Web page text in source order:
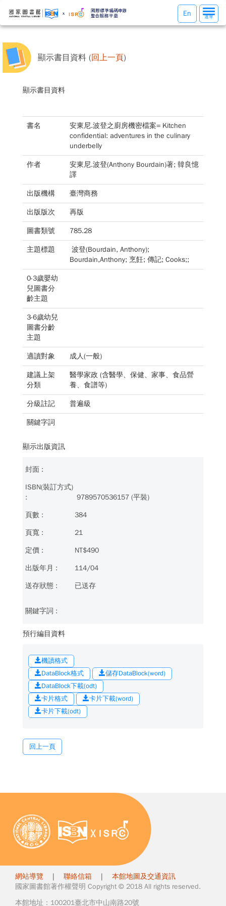
選
單
選單
En
顯示書目資料 (回上一頁)
顯示書目資料
書名
安東尼.波登之廚房機密檔案= Kitchen
confidential: adventures in the culinary
underbelly
作者
安東尼.波登(Anthony Bourdain)著; 韓良憶
譯
出版機構 臺灣商務
出版版次 再版
圖書類號 785.28
主題標題
波登(Bourdain, Anthony);
Bourdain,Anthony; 烹飪; 傳記; Cooks;;
0-3歲嬰幼
兒圖書分
齡主題
3-6歲幼兒
圖書分齡
主題
適讀對象 成人(一般)
建議上架
分類
醫學家政 (含醫學、保健、家事、食品營
養、食譜等)
分級註記 普遍級
關鍵字詞
顯示出版資訊
9789570536157 (平裝)
384
21
NT$490
114/04
已送存
預行編目資料
機讀格式
DataBlock格式
儲存DataBlock(word)
DataBlock下載(odt)
卡片格式
卡片下載(word)
卡片下載(odt)
回上一頁
網站導覽 | 聯絡信箱 | 本館地圖及交通資訊
國家圖書館著作權聲明 Copyright © 2018 All rights reserved.
本館地址：100201臺北市中山南路20號